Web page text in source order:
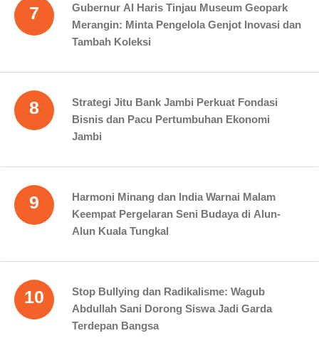
7
Gubernur Al Haris Tinjau Museum Geopark
Merangin: Minta Pengelola Genjot Inovasi dan
Tambah Koleksi
8
Strategi Jitu Bank Jambi Perkuat Fondasi
Bisnis dan Pacu Pertumbuhan Ekonomi
Jambi
9
Harmoni Minang dan India Warnai Malam
Keempat Pergelaran Seni Budaya di Alun-
Alun Kuala Tungkal
10
Stop Bullying dan Radikalisme: Wagub
Abdullah Sani Dorong Siswa Jadi Garda
Terdepan Bangsa